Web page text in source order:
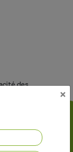
des
des régulateurs de
×